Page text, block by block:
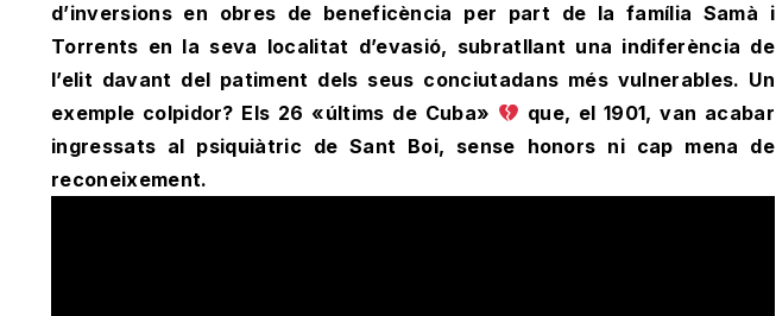
d’inversions en obres de beneficència per part de la família Samà i
Torrents en la seva localitat d’evasió, subratllant una indiferència de
l’elit davant del patiment dels seus conciutadans més vulnerables. Un
exemple colpidor? Els 26 «últims de Cuba»
que, el 1901, van acabar
ingressats al psiquiàtric de Sant Boi, sense honors ni cap mena de
reconeixement.